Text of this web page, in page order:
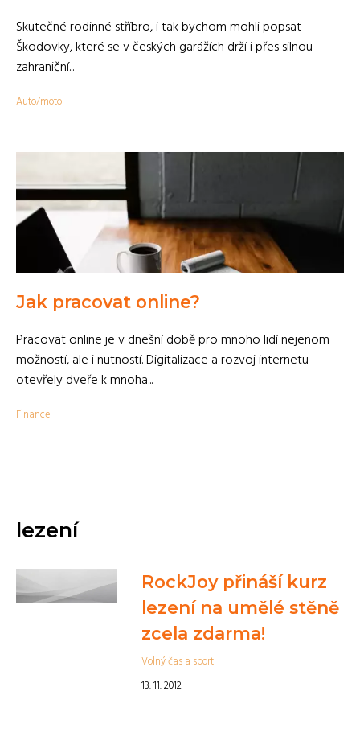
Skutečné rodinné stříbro, i tak bychom mohli popsat
Škodovky, které se v českých garážích drží i přes silnou
zahraniční...
Auto/moto
Jak pracovat online?
Pracovat online je v dnešní době pro mnoho lidí nejenom
možností, ale i nutností. Digitalizace a rozvoj internetu
otevřely dveře k mnoha...
Finance
lezení
RockJoy přináší kurz
lezení na umělé stěně
zcela zdarma!
Volný čas a sport
13. 11. 2012